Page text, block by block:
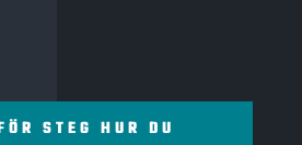
STEG HUR DU